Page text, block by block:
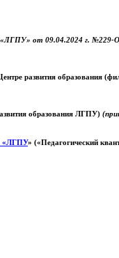
от 09.04.2024 г. №229-ОД
развития образования
образования ЛГПУ)
» («Педагогический